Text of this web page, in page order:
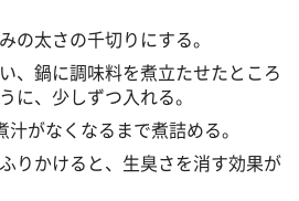
の太さの千切りにする。
、鍋に調味料を煮立たせたところ
に、少しずつ入れる。
がなくなるまで煮詰める。
りかけると、生臭さを消す効果が